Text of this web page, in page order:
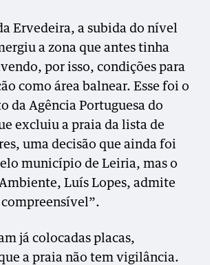
Ervedeira, a subida do nível
a zona que antes tinha
por isso, condições para
como área balnear. Esse foi o
da Agência Portuguesa do
excluiu a praia da lista de
uma decisão que ainda foi
município de Leiria, mas o
Luís Lopes, admite
compreensível”.
já colocadas placas,
a praia não tem vigilância.